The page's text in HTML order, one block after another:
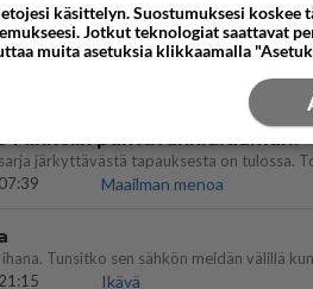
Mikkelin panttivankidraaman?
Maailman menoa
Tunsitko sen sähkön meidän välillä
Ikävä
käsittelyn. Suostumuksesi koskee
Jotkut teknologiat saattavat
muita asetuksia klikkaamalla